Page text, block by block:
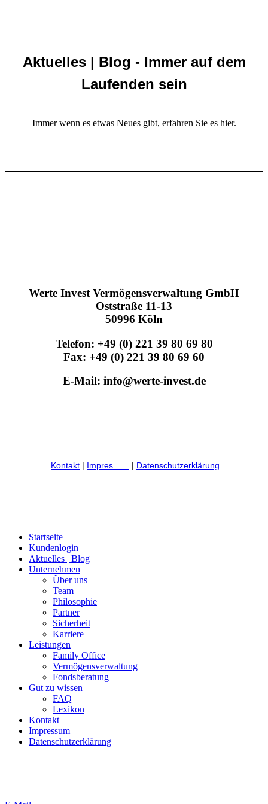
Aktuelles | Blog - Immer auf dem
Laufenden sein
Immer wenn es etwas Neues gibt, erfahren Sie es hier.
Werte Invest Vermögensverwaltung GmbH
Oststraße 11-13
50996 Köln
Telefon: +49 (0) 221 39 80 69 80
Fax: +49 (0) 221 39 80 69 60
E-Mail: info@werte-invest.de
Kontakt | Impres | Datenschutzerklärung
Startseite
Kundenlogin
Aktuelles | Blog
Unternehmen
Über uns
Team
Philosophie
Partner
Sicherheit
Karriere
Leistungen
Family Office
Vermögensverwaltung
Fondsberatung
Gut zu wissen
FAQ
Lexikon
Kontakt
Impressum
Datenschutzerklärung